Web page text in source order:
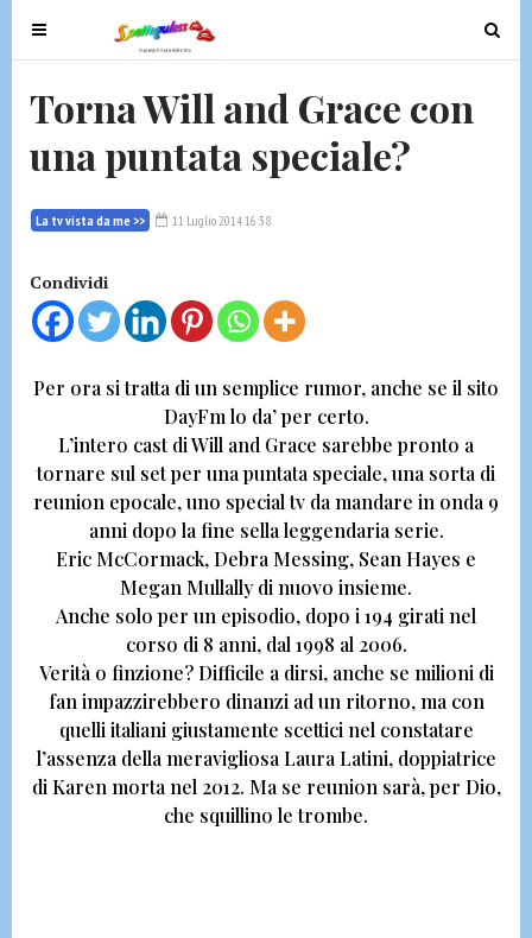
T
o
e
a
i
g
a
T
o
i
Torna Will and Grace con
una puntata speciale?
La tv vista da me >> 11 Luglio 2014 16:38
Condividi
Per ora si tratta di un semplice rumor, anche se il sito
DayFm lo da’ per certo.
L’intero cast diWill and Grace sarebbe pronto a
tornare sul set per una puntata speciale,una sorta di
reunion epocale, uno special tv da mandare in onda 9
anni dopo la fine sella leggendaria serie.
Eric McCormack, Debra Messing, Sean Hayes e
Megan Mullallydi nuovo insieme.
Anche solo per un episodio, dopo i 194 girati nel
corso di 8 anni, dal 1998 al 2006.
Verità o finzione? Difficile a dirsi, anche se milioni di
fan impazzirebbero dinanzi ad un ritorno, ma con
quelli italiani giustamente scettici nel constatare
l’assenza della meravigliosa Laura Latini,doppiatrice
di Karen morta nel 2012. Ma se reunion sarà, per Dio,
che squillino le trombe.